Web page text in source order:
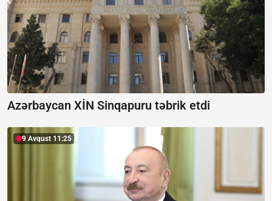
Azərbaycan XİN Sinqapuru təbrik etdi
9 Avqust 11:25